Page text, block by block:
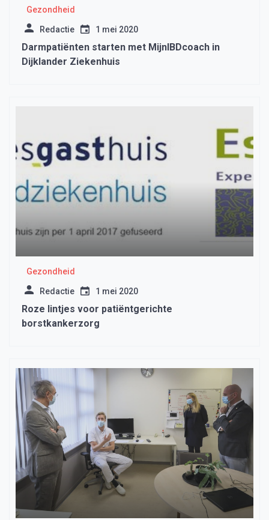
Gezondheid
Redactie 1 mei 2020
Darmpatiënten starten met MijnIBDcoach in
Dijklander Ziekenhuis
Gezondheid
Redactie 1 mei 2020
Roze lintjes voor patiëntgerichte
borstkankerzorg